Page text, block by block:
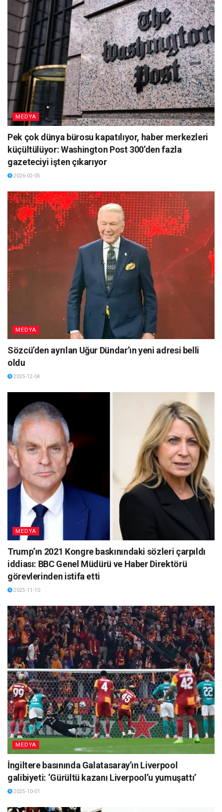
MEDYA
Pek çok dünya bürosu kapatılıyor, haber merkezleri
küçültülüyor: Washington Post 300’den fazla
gazeteciyi işten çıkarıyor
2026-02-05
MEDYA
Sözcü’den ayrılan Uğur Dündar’ın yeni adresi belli
oldu
2025-12-04
MEDYA
Trump’ın 2021 Kongre baskınındaki sözleri çarpıldı
iddiası: BBC Genel Müdürü ve Haber Direktörü
görevlerinden istifa etti
2025-11-10
MEDYA
İngiltere basınında Galatasaray’ın Liverpool
galibiyeti: ‘Gürültü kazanı Liverpool’u yumuşattı’
2025-10-01